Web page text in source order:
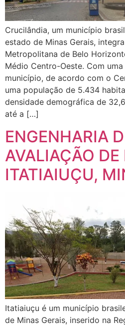
Crucilândia, um município
estado de Minas Gerais,
Metropolitana de Belo
Médio Centro-Oeste. Com uma
município, de acordo com o
uma população de 5.434
densidade demográfica de
até a […]
ENGENHARIA
AVALIAÇÃO
ITATIAIUÇU,
Itatiaiuçu é um município
de Minas Gerais, inserido na